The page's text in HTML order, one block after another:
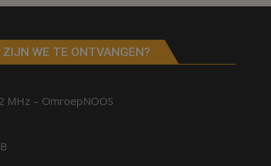
Hardenberg
ZIJN WE TE ONTVANGEN?
MHz – OmroepNOOS